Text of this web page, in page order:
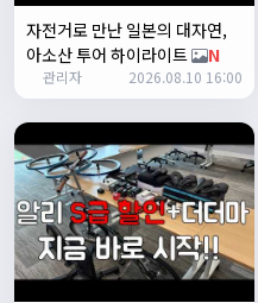
명절에도 열심히 맛있는 음
1/
존명12:42:39
명신이13:35:29
안녕하세요
1/
루나워커20:37:55
좋네요. 이것저것 많이요
열심히타자21:12:34
자전거로 만난 일본의 대자연,
아소산 투어 하이라이트
N
관리자 2026.08.10 16:00